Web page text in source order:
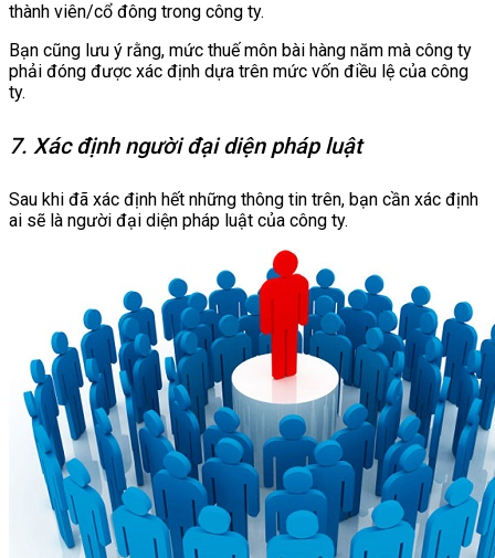
thành viên/cổ đông trong công ty.
Bạn cũng lưu ý rằng, mức thuế môn bài hàng năm mà công ty
phải đóng được xác định dựa trên mức vốn điều lệ của công
ty.
7. Xác định người đại diện pháp luật
Sau khi đã xác định hết những thông tin trên, bạn cần xác định
ai sẽ là người đại diện pháp luật của công ty.